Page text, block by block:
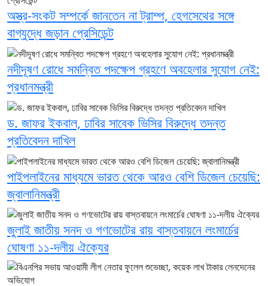
অস্ত্র-সংকট সম্পর্কে জানতেন না ট্রাম্প, হেগসেথের সঙ্গে
বাগ্‌যুদ্ধে জড়ান প্রেসিডেন্ট
নদীদূষণ রোধে সমন্বিত পদক্ষেপ গ্রহণে অবহেলার সুযোগ নেই:
প্রধানমন্ত্রী
ড. জাফর ইকবাল, ঢাবির সাবেক ভিসির বিরুদ্ধে তদন্ত
প্রতিবেদন দাখিল
পাইপলাইনের মাধ্যমে ভারত থেকে আরও বেশি ডিজেল চেয়েছি:
জ্বালানিমন্ত্রী
জুলাই জাতীয় সনদ ও গণভোটের রায় বাস্তবায়নে লংমার্চের
ঘোষণা ১১-দলীয় ঐক্যের